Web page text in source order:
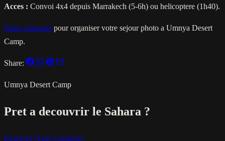
Acces : Convoi 4x4 depuis Marrakech (5-6h) ou helicoptere (1h40).
Nous contacterpour organiser votre sejour photo a Umnya Desert
Camp.
Share:
Umnya Desert Camp
Pret a decouvrir le Sahara ?
ReserverNous Contacter